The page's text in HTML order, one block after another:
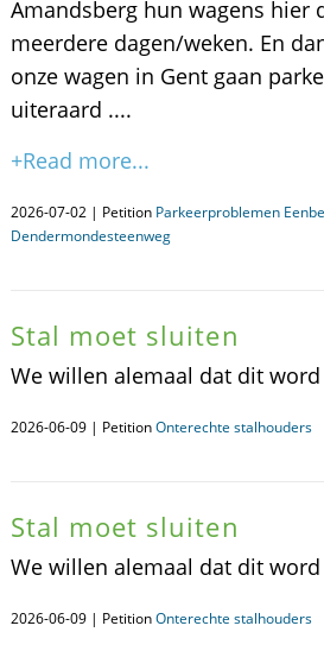
Amandsberg hun wagens hier
meerdere dagen/weken. En
onze wagen in Gent gaan
uiteraard ....
+Read more...
2026-07-02 | Petition Parkeerproblemen
Dendermondesteenweg
Stal moet sluiten
We willen alemaal dat dit
2026-06-09 | PetitionOnterechte stalhouders
Stal moet sluiten
We willen alemaal dat dit
2026-06-09 | PetitionOnterechte stalhouders